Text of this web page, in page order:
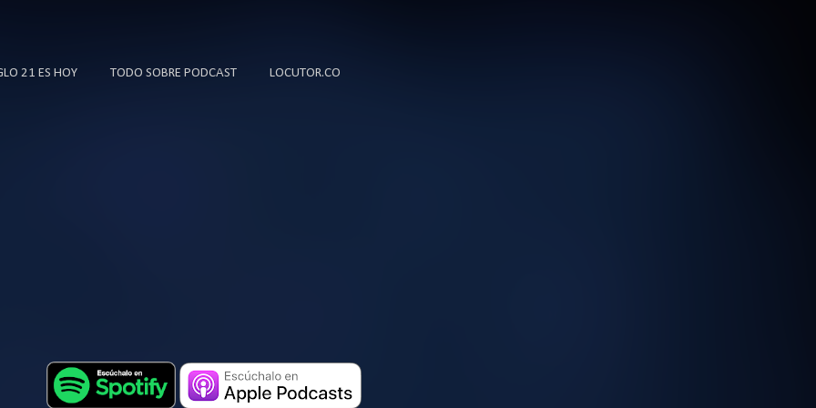
21 ES HOY TODO SOBRE PODCAST LOCUTOR.CO